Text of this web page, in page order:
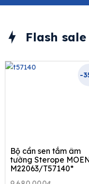
Flash sale
-
Bộ cần sen tắm âm
tường Sterope
M22063/T57140*